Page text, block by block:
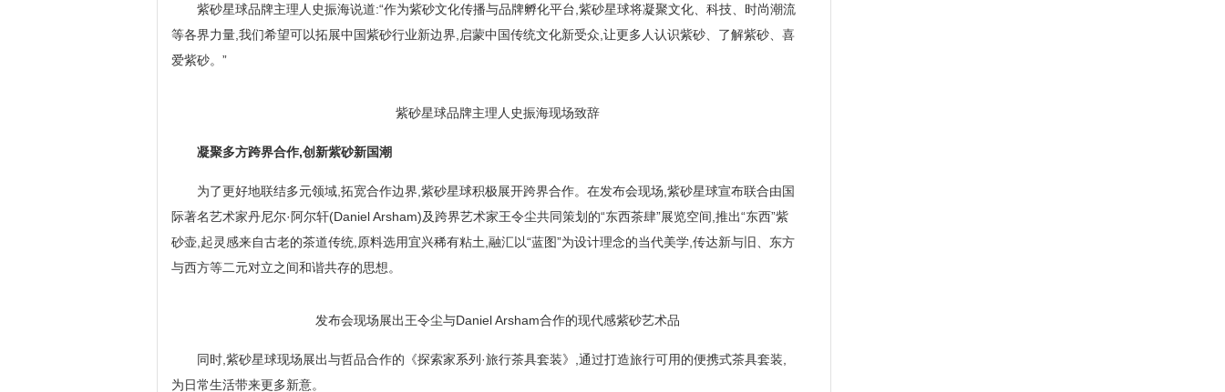
紫砂星球品牌主理人史振海说道:“作为紫砂文化传播与品牌孵化平台,紫砂星球将凝聚文化、科技、时尚潮流
等各界力量,我们希望可以拓展中国紫砂行业新边界,启蒙中国传统文化新受众,让更多人认识紫砂、了解紫砂、喜
爱紫砂。”
紫砂星球品牌主理人史振海现场致辞
凝聚多方跨界合作,创新紫砂新国潮
为了更好地联结多元领域,拓宽合作边界,紫砂星球积极展开跨界合作。在发布会现场,紫砂星球宣布联合由国
际著名艺术家丹尼尔·阿尔轩(Daniel Arsham)及跨界艺术家王令尘共同策划的“东西茶肆”展览空间,推出“东西”紫
砂壶,起灵感来自古老的茶道传统,原料选用宜兴稀有粘土,融汇以“蓝图”为设计理念的当代美学,传达新与旧、东方
与西方等二元对立之间和谐共存的思想。
发布会现场展出王令尘与Daniel Arsham合作的现代感紫砂艺术品
同时,紫砂星球现场展出与哲品合作的《探索家系列·旅行茶具套装》,通过打造旅行可用的便携式茶具套装,
为日常生活带来更多新意。